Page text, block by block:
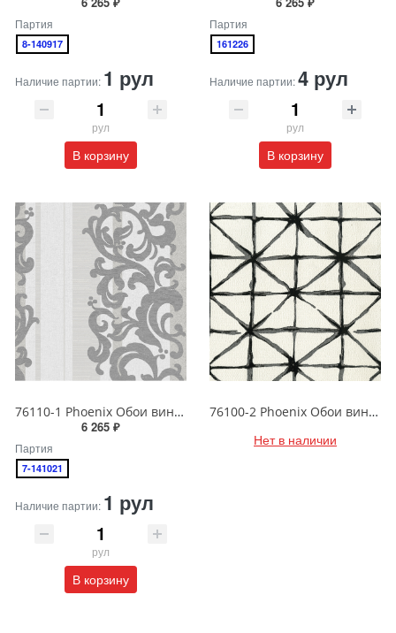
Партия
8-140917
Наличие партии: 1 рул
рул
В корзину
Партия
161226
Наличие партии:4 рул
рул
В корзину
76110-1 Phoenix Обои виниловые на бумажной основе 1.06*15.6
6 265 ₽
Партия
7-141021
Наличие партии: 1 рул
рул
В корзину
76100-2 Phoenix Обои виниловые на бумажной основе 1.06*15.6
Нет в наличии